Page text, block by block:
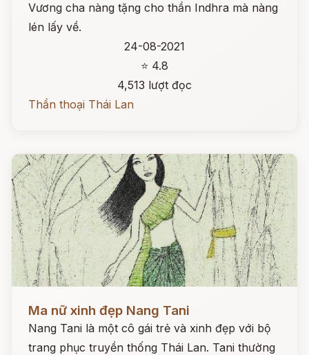
Vương cha nàng tặng cho thần Indhra mà nàng
lén lấy về.
24-08-2021
⭐ 4.8
4,513 lượt đọc
Thần thoại Thái Lan
Ma nữ xinh đẹp Nang Tani
Nang Tani là một cô gái trẻ và xinh đẹp với bộ
trang phục truyền thống Thái Lan. Tani thường